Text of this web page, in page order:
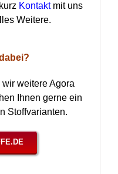
Kontakt mit uns
Weitere.
weitere Agora
Ihnen gerne ein
Stoffvarianten.